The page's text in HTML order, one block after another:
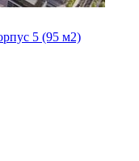
5 (95 м2)